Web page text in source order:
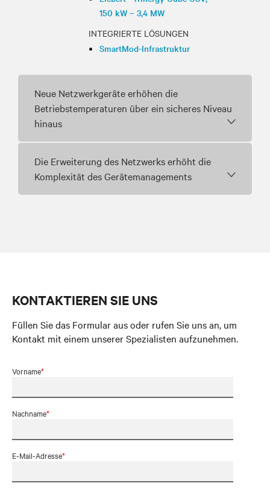
150 kW – 3,4 MW
INTEGRIERTE LÖSUNGEN
SmartMod-Infrastruktur
Neue Netzwerkgeräte erhöhen die
Betriebstemperaturen über ein sicheres Niveau
hinaus
Die Erweiterung des Netzwerks erhöht die
Komplexität des Gerätemanagements
KONTAKTIEREN SIE UNS
Füllen Sie das Formular aus oder rufen Sie uns an, um
Kontakt mit einem unserer Spezialisten aufzunehmen.
Vorname*
Nachname*
E-Mail-Adresse*